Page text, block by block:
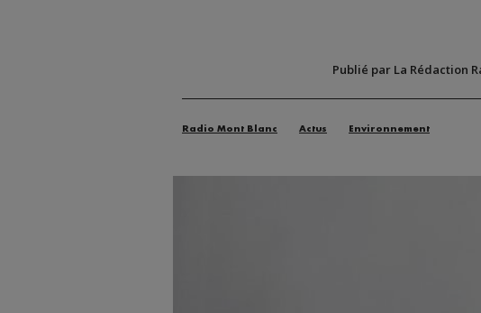
Publié par La Rédaction
Radio Mont Blanc Actus Environnement